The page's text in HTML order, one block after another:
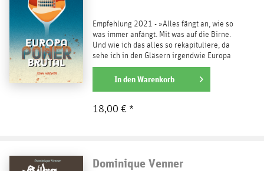
Empfehlung 2021 - »Alles fängt an, wie so
was immer anfängt. Mit was auf die Birne.
Und wie ich das alles so rekapituliere, da
sehe ich in den Gläsern irgendwie Europa
funkeln.«...
weiterlesen
In denWarenkorb
18,00 € *
Dominique Venner